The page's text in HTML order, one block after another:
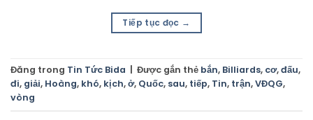
Tiếp tục đọc →
Đăng trong Tin Tức Bida Được gắn thẻ bắn, Billiards, cơ,đấu,
đi, giải, Hoàng, khó, kịch,ở, Quốc, sau, tiếp, Tin, trận,VĐQG,
vòng